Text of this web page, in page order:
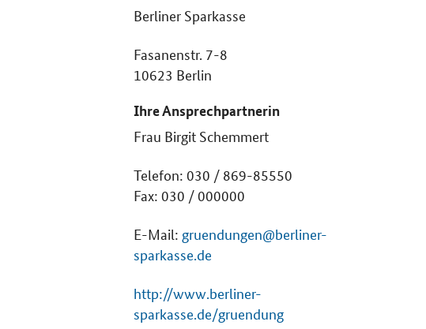
Berliner Sparkasse
Fasanenstr. 7-8
10623 Berlin
Ihre Ansprechpartnerin
Frau Birgit Schemmert
Telefon: 030 / 869-85550
Fax: 030 / 000000
E-Mail: gruendungen@berliner-
sparkasse.de
http://www.berliner-
sparkasse.de/gruendung